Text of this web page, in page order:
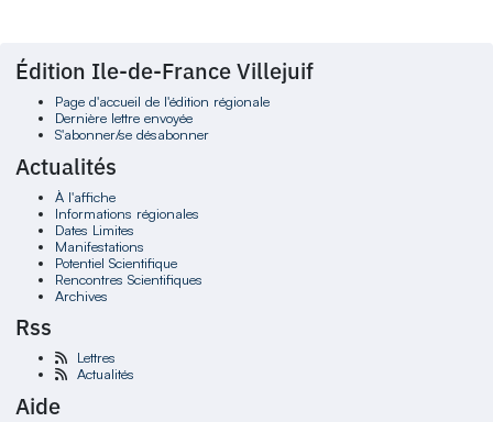
Édition Ile-de-France Villejuif
Page d'accueil de l'édition régionale
Dernière lettre envoyée
S'abonner/se désabonner
Actualités
À l'affiche
Informations régionales
Dates Limites
Manifestations
Potentiel Scientifique
Rencontres Scientifiques
Archives
Rss
Lettres
Actualités
Aide